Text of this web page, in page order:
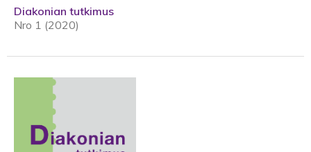
Diakonian tutkimus
Nro 1 (2020)